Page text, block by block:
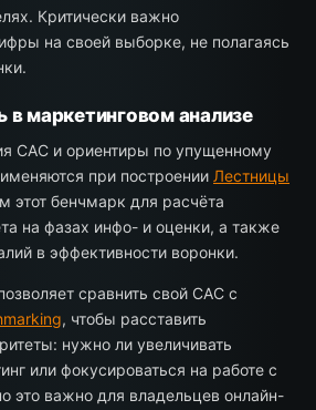
Критически важно
на своей выборке, не полагаясь
в маркетинговом анализе
CAC и ориентиры по упущенному
при построении Лестницы
этот бенчмарк для расчёта
на фазах инфо- и оценки, а также
в эффективности воронки.
сравнить свой CAC с
, чтобы расставить
нужно ли увеличивать
или фокусироваться на работе с
это важно для владельцев онлайн-